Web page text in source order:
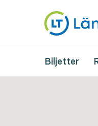
Biljetter